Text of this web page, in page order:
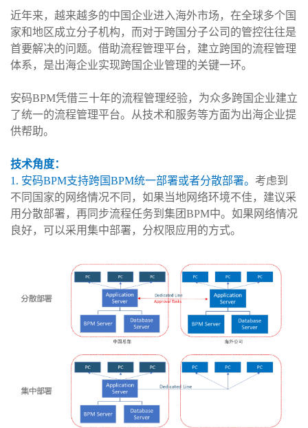
近年来，越来越多的中国企业进入海外市场，在全球多个国
家和地区成立分子机构，而对于跨国分子公司的管控往往是
首要解决的问题。借助流程管理平台，建立跨国的流程管理
体系，是出海企业实现跨国企业管理的关键一环。
安码BPM凭借三十年的流程管理经验，为众多跨国企业建立
了统一的流程管理平台。从技术和服务等方面为出海企业提
供帮助。
技术角度：
1. 安码BPM支持跨国BPM统一部署或者分散部署。 考虑到
不同国家的网络情况不同，如果当地网络环境不佳，建议采
用分散部署，再同步流程任务到集团BPM中。如果网络情况
良好，可以采用集中部署，分权限应用的方式。